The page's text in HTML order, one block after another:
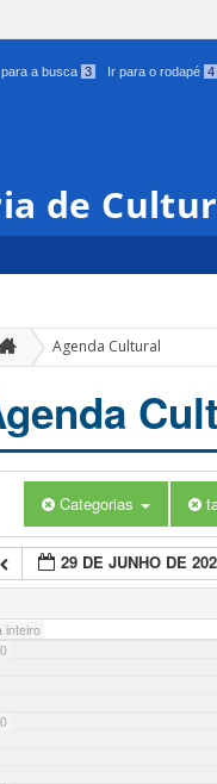
para a busca 3 Ir para o rodapé 4
de
Agenda Cultural
Categorias
29 DE JUNHO DE
inteiro